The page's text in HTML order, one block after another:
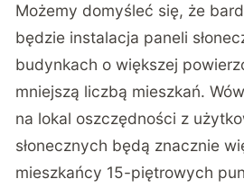
Możemy domyśleć się, że
będzie instalacja paneli
budynkach o większej
mniejszą liczbą mieszkań.
na lokal oszczędności z
słonecznych będą znacznie
mieszkańcy 15-piętrowych